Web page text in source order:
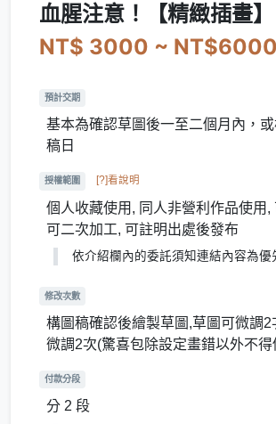
血腥注意！【精緻插畫】
NT$ 3000 ~ NT$6000
預計交期
基本為確認草圖後一至二個月內，
稿日
授權範圍 [?]看說明
個人收藏使用, 同人非營利作品使用,
可二次加工, 可註明出處後發布
依介紹欄內的委託須知連結內容為優
修改次數
構圖稿確認後繪製草圖,草圖可微調2
微調2次(驚喜包除設定畫錯以外不得
付款分段
分 2 段